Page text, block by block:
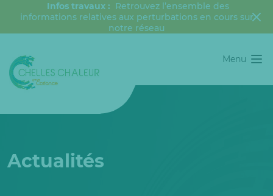
Infos travaux : Retrouvez l’ensemble des
informations relatives aux perturbations en cours sur
notre réseau
Menu
Actualités